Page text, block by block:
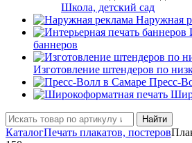
Школа, детский сад
Наружная
баннеров
Изготовление штендеров по
Пресс-
Найти
КаталогПечать плакатов, постеров